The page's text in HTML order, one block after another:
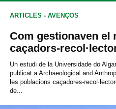
Articles
Agenda
ARTICLES - AVENÇOS
Com gestionaven el
caçadors-
Un estudi de la Universidade do
publicat a Archaeological and
les poblacions caçadores-
de...